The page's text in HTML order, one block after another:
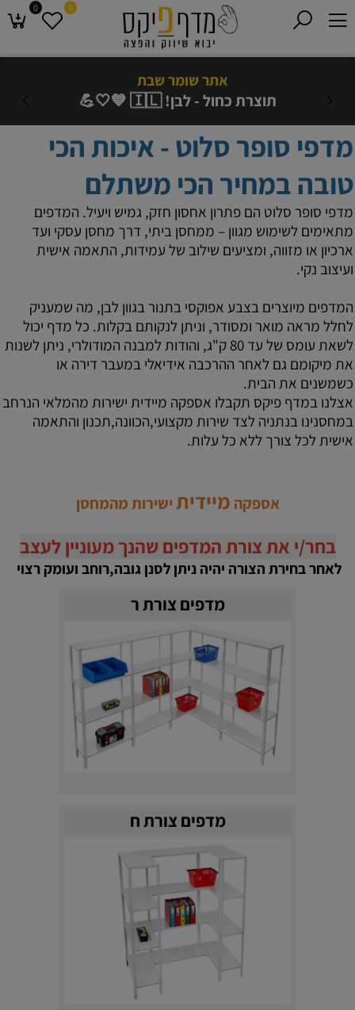
אתר שומר שבת
תוצרת כחול - לבן! 🇮🇱 💙🤍💪
0 0
מדפי סופר סלוט - איכות הכי
טובה במחיר הכי משתלם
מדפי סופר סלוט הם פתרון אחסון חזק, גמיש ויעיל. המדפים
מתאימים לשימוש מגוון – ממחסן ביתי, דרך מחסן עסקי ועד
ארכיון או מזווה, ומציעים שילוב של עמידות, התאמה אישית
ועיצוב נקי.
המדפים מיוצרים בצבע אפוקסי בתנור בגוון לבן, מה שמעניק
לחלל מראה מואר ומסודר, וניתן לנקותם בקלות. כל מדף יכול
לשאת עומס של עד 80 ק"ג, והודות למבנה המודולרי, ניתן לשנות
את מיקומם גם לאחר ההרכבה אידיאלי במעבר דירה או
כשמשנים את הבית.
אצלנו במדף פיקס תקבלו אספקה מיידית ישירות מהמלאי הנרחב
במחסנינו בנתניה לצד שירות מקצועי,הכוונה,תכנון והתאמה
אישית לכל צורך ללא כל עלות.
אספקה מיידיתישירות מהמחסן
בחר/י את צורת המדפים שהנך מעוניין לעצב
לאחר בחירת הצורה יהיה ניתן לסנן גובה,רוחב ועומק רצוי
מדפים צורת ר
מדפים צורת ח